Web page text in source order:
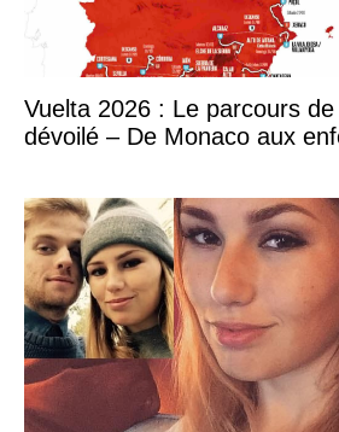
Vuelta 2026 : Le parcours
dévoilé – De Monaco aux